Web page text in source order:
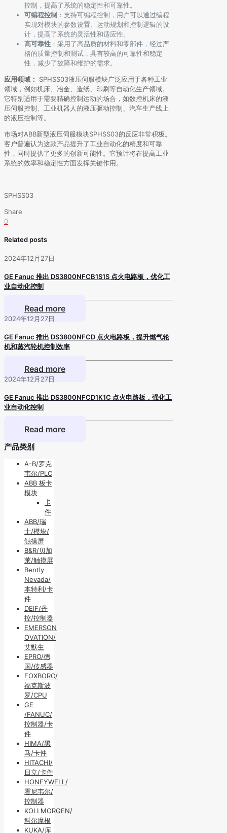
控制，提高了系统的稳定性和可靠性。
可编程控制 ：支持可编程控制，用户可以通过编程
实现对模块的参数设置、运动规划和控制逻辑的设
计，提高了系统的灵活性和适应性。
高可靠性 ：采用了高品质的材料和零部件，经过严
格的质量控制和测试，具有较高的可靠性和稳定
性，减少了故障和维护的需求。
应用领域：
SPHSS03液压伺服模块广泛应用于各种工业
领域，例如机床、冶金、造纸、印刷等自动化生产领域。
它特别适用于需要精确控制运动的场合，如数控机床的液
压伺服控制、工业机器人的液压驱动控制、汽车生产线上
的液压控制等。
市场对ABB新型液压伺服模块SPHSS03的反应非常积极。
客户普遍认为这款产品提升了工业自动化的精度和可靠
性，同时提供了更多的创新可能性。它预计将在提高工业
系统的效率和稳定性方面发挥关键作用。
SPHSS03
Share
0
Related posts
2024年12月27日
GE Fanuc 推出 DS3800NFCB1S1S 点火电路板，优化工
业自动化控制
Read more
2024年12月27日
GE Fanuc 推出 DS3800NFCD 点火电路板，提升燃气轮
机和蒸汽轮机控制效率
Read more
2024年12月27日
GE Fanuc 推出 DS3800NFCD1K1C 点火电路板，强化工
业自动化控制
Read more
产品类别
A-B/罗克
韦尔/PLC
ABB 板卡
模块
卡
件
ABB/瑞
士/模块/
触摸屏
B&R/贝加
莱/触摸屏
Bently
Nevada/
本特利/卡
件
DEIF/丹
控/控制器
EMERSON
OVATION/
艾默生
EPRO/德
国/传感器
FOXBORO/
福克斯波
罗/CPU
GE
/FANUC/
控制器/卡
件
HIMA/黑
马/卡件
HITACHI/
日立/卡件
HONEYWELL/
霍尼韦尔/
控制器
KOLLMORGEN/
科尔摩根
KUKA/库